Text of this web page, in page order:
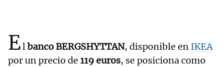
Elbanco BERGSHYTTAN, disponible en IKEA
por un precio de 119 euros, se posiciona como